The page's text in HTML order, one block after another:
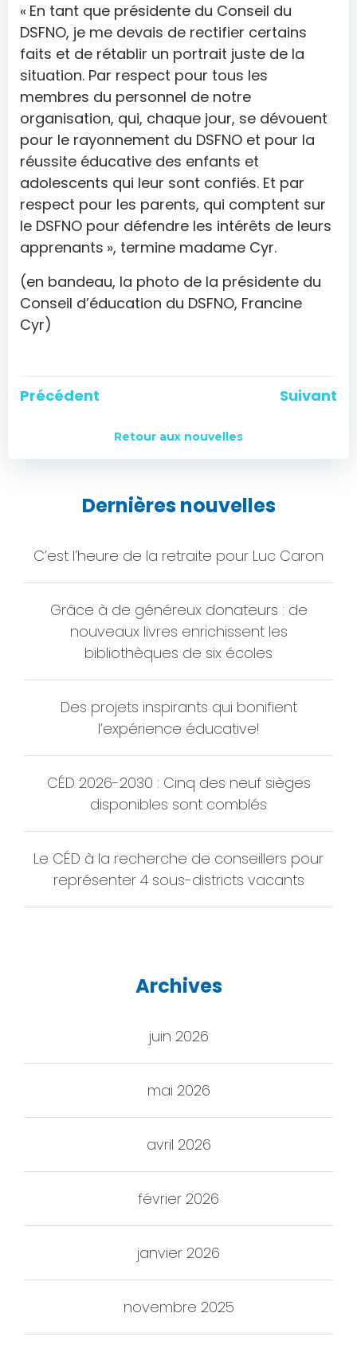
« En tant que présidente du Conseil du
DSFNO, je me devais de rectifier certains
faits et de rétablir un portrait juste de la
situation. Par respect pour tous les
membres du personnel de notre
organisation, qui, chaque jour, se dévouent
pour le rayonnement du DSFNO et pour la
réussite éducative des enfants et
adolescents qui leur sont confiés. Et par
respect pour les parents, qui comptent sur
le DSFNO pour défendre les intérêts de leurs
apprenants », termine madame Cyr.
(en bandeau, la photo de la présidente du
Conseil d’éducation du DSFNO, Francine
Cyr)
Navigation
l'article
Précédent
Retour aux nouvelles
Navigation
de
l'article
Suivant
Dernières nouvelles
C’est l’heure de la retraite pour Luc Caron
Grâce à de généreux donateurs : de
nouveaux livres enrichissent les
bibliothèques de six écoles
Des projets inspirants qui bonifient
l’expérience éducative!
CÉD 2026-2030 : Cinq des neuf sièges
disponibles sont comblés
Le CÉD à la recherche de conseillers pour
représenter 4 sous-districts vacants
Archives
juin 2026
mai 2026
avril 2026
février 2026
janvier 2026
novembre 2025